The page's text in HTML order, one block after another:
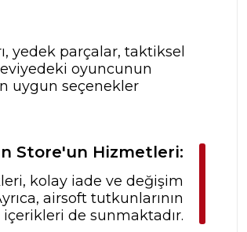
yedek parçalar, taktiksel
oyuncunun
uygun seçenekler
Store'un Hizmetleri:
kolay iade ve değişim
airsoft tutkunlarının
içerikleri de sunmaktadır.